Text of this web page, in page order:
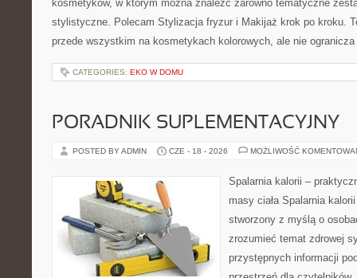
kosmetyków, w którym można znaleźć zarówno tematyczne
stylistyczne. Polecam Stylizacja fryzur i Makijaż krok po kroku.
przede wszystkim na kosmetykach kolorowych, ale nie
CATEGORIES: EKO W DOMU
PORADNIK SUPLEMENTACYJNY
POSTED BY ADMIN CZE - 18 - 2026 MOŻLIWOŚĆ
Spalarnia kalorii –
masy ciała Spalarnia
stworzony z myślą o
zrozumieć temat zdrowej
przystępnych informacji